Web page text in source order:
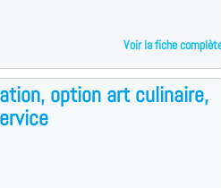
Voir la fiche
option art culinaire,